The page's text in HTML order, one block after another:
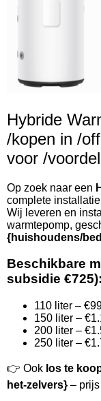
Hybride
/kopen in /
voor /
Op zoek naar een
complete
Wij leveren en
warmtepomp,
{huishoudens/
Beschikbare
subsidie €725):
110 liter –
150 liter –
200 liter –
250 liter –
👉 Ook los te
het-zelvers} –